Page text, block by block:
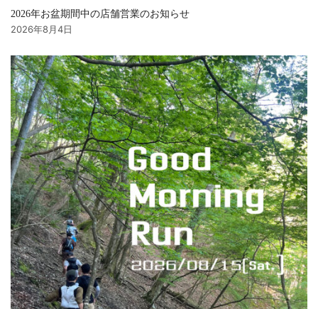
2026年お盆期間中の店舗営業のお知らせ
2026年8月4日